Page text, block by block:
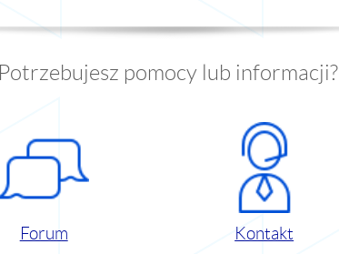
Potrzebujesz pomocy lub informacji?
Forum Kontakt